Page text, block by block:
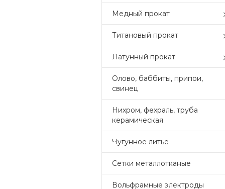
Медный прокат
Титановый прокат
Латунный прокат
Олово, баббиты, припои,
свинец
Нихром, фехраль, труба
керамическая
Чугунное литье
Сетки металлотканые
Вольфрамные электроды